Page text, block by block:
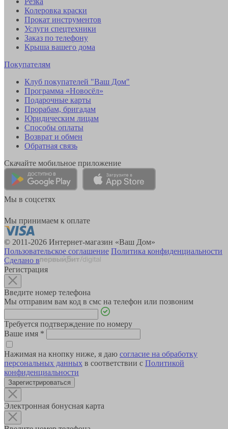
Колеровка краски
Прокат инструментов
Услуги спецтехники
Заказ по телефону
Крыша вашего дома
Покупателям
Клуб покупателей "Ваш Дом"
Программа «Новосёл»
Подарочные карты
Прорабам, бригадам
Юридическим лицам
Способы оплаты
Возврат и обмен
Обратная связь
Скачайте мобильное приложение
Мы в соцсетях
Мы принимаем к оплате
© 2011-2026 Интернет-магазин «Ваш Дом»
Пользовательское соглашение Политика конфиденциальности
Сделано в
Регистрация
Введите номер телефона
Мы отправим вам код в смс на телефон или позвоним
Требуется подтверждение по номеру
Ваше имя *
Нажимая на кнопку ниже, я даю согласие на обработку
персональных данных в соответствии с Политикой
конфиденциальности
Зарегистрироваться
Электронная бонусная карта